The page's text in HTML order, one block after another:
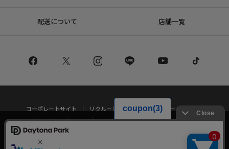
配送について 店舗一覧
コーポレートサイト リクルート
サステナブルマークについて
プライバシーポリシー
特定商取引法・古物営業法に基づく表記
当サイトでは利用体験の向上およびコンテンツの最適な提供、トラフィック
の分析を目的としてCookieを使用しています。